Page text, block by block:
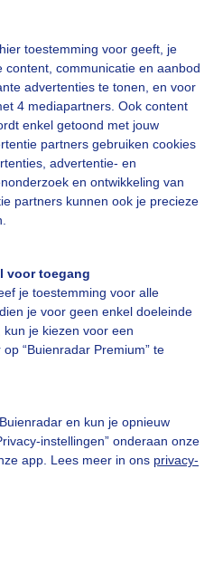
toestemming voor geeft, je
communicatie en aanbod
advertenties te tonen, en voor
4 mediapartners. Ook content
enkel getoond met jouw
partners gebruiken cookies
advertentie- en
en ontwikkeling van
partners kunnen ook je precieze
voor toegang
je toestemming voor alle
je voor geen enkel doeleinde
je kiezen voor een
“Buienradar Premium” te
en kun je opnieuw
instellingen” onderaan onze
app. Lees meer in ons privacy-
geduld aub...